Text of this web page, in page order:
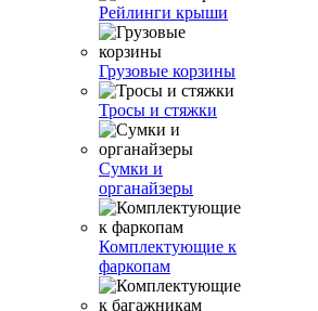
Рейлинги крыши
Грузовые корзины
Тросы и стяжки
Сумки и
органайзеры
Комплектующие к
фаркопам